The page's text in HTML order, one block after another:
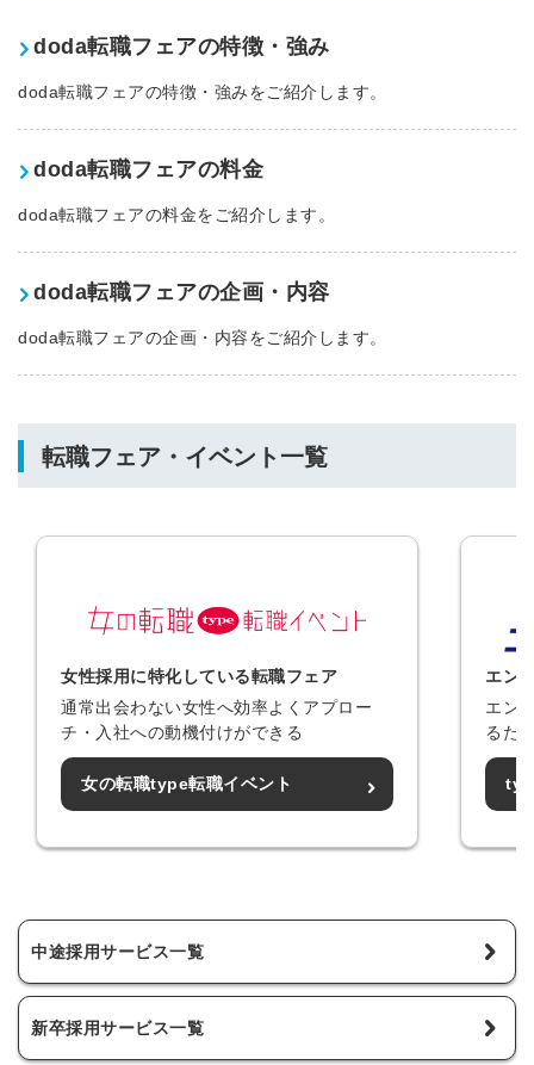
doda転職フェアの特徴・強み
doda転職フェアの特徴・強みをご紹介します。
doda転職フェアの料金
doda転職フェアの料金をご紹介します。
doda転職フェアの企画・内容
doda転職フェアの企画・内容をご紹介します。
転職フェア・イベント一覧
女性採用に特化している転職フェア
通常出会わない女性へ効率よくアプロー
チ・入社への動機付けができる
女の転職type転職イベント
エン
エン
るた
中途採用サービス一覧
新卒採用サービス一覧